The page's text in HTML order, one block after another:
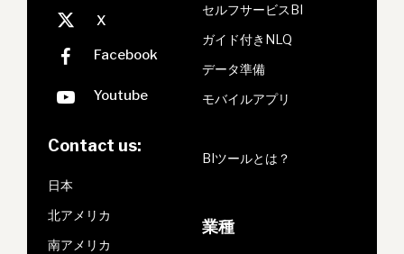
Contact us:
日本
北アメリカ
南アメリカ
セルフサービスBI
ガイド付きNLQ
データ準備
モバイルアプリ
BIツールとは？
業種